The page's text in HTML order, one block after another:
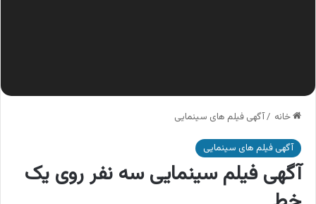
خانه /آگهی فیلم های سینمایی
آگهی فیلم های سینمایی
آگهی فیلم سینمایی سه نفر روی یک